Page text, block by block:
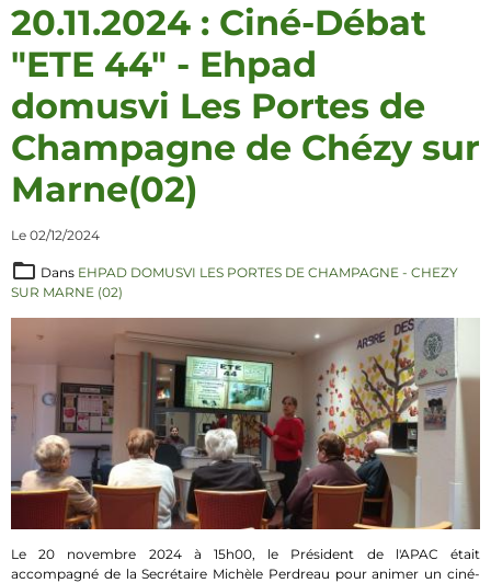
20.11.2024 : Ciné-Débat
"ETE 44" - Ehpad
domusvi Les Portes de
Champagne de Chézy sur
Marne(02)
Le 02/12/2024
Dans EHPAD DOMUSVI LES PORTES DE CHAMPAGNE - CHEZY
SUR MARNE (02)
Le 20 novembre 2024 à 15h00, le Président de l'APAC était
accompagné de la Secrétaire Michèle Perdreau pour animer un ciné-